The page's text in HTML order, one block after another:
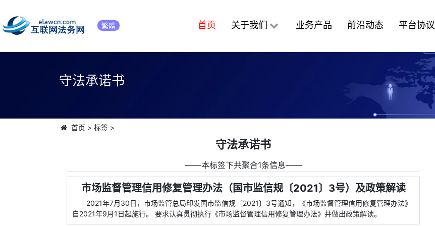
繁體 首页 关于我们 业务产品 前沿动态 平台协议
守法承诺书
首页 > 标签>
守法承诺书
――本标签下共聚合1条信息――
市场监督管理信用修复管理办法（国市监信规〔2021〕3号）及政策解读
2021年7月30日，市场监管总局印发国市监信规〔2021〕3号通知，《市场监督管理信用修复管理办法》
自2021年9月1日起施行。 要求认真贯彻执行《市场监督管理信用修复管理办法》并做出政策解读。